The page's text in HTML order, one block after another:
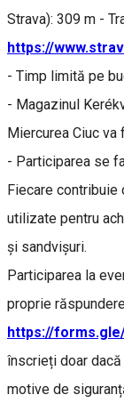
Strava): 309 m -
https://
- Timp limită pe
- Magazinul
Miercurea Ciuc
- Participarea se
Fiecare contribuie
utilizate pentru
și sandvișuri.
Participarea la
proprie
https://
înscrieți doar
motive de